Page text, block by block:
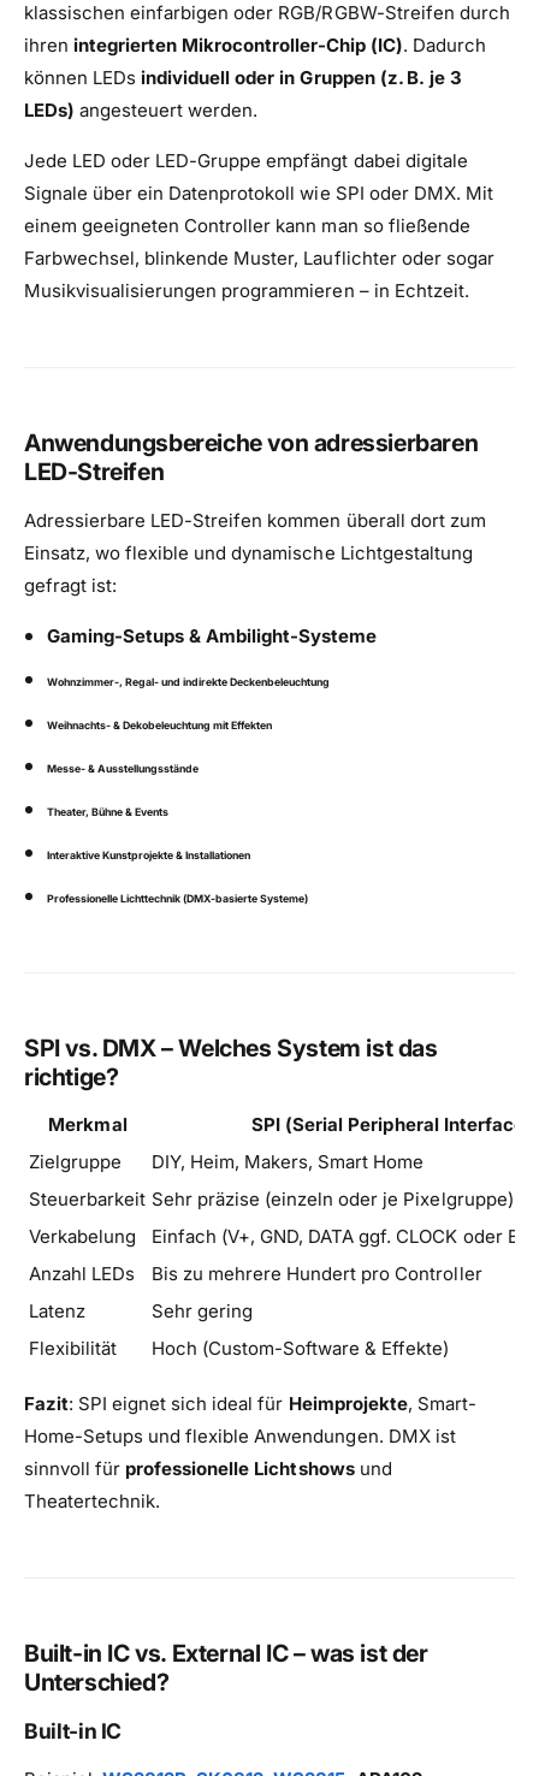
klassischen einfarbigen oder RGB/RGBW-Streifen durch
ihrenintegrierten Mikrocontroller-Chip (IC). Dadurch
können LEDsindividuell oder in Gruppen (z. B. je 3
LEDs) angesteuert werden.
Jede LED oder LED-Gruppe empfängt dabei digitale
Signale über ein Datenprotokoll wie SPI oder DMX. Mit
einem geeigneten Controller kann man so fließende
Farbwechsel, blinkende Muster, Lauflichter oder sogar
Musikvisualisierungen programmieren – in Echtzeit.
Anwendungsbereiche von adressierbaren
LED-Streifen
Adressierbare LED-Streifen kommen überall dort zum
Einsatz, wo flexible und dynamische Lichtgestaltung
gefragt ist:
Gaming-Setups & Ambilight-Systeme
Wohnzimmer-, Regal- und indirekte Deckenbeleuchtung
Weihnachts- & Dekobeleuchtung mit Effekten
Messe- & Ausstellungsstände
Theater, Bühne & Events
Interaktive Kunstprojekte & Installationen
Professionelle Lichttechnik (DMX-basierte Systeme)
SPI vs. DMX – Welches System ist das
richtige?
Merkmal
SPI (Serial Peripheral Interface)
Zielgruppe
DIY, Heim, Makers, Smart Home
Steuerbarkeit Sehr präzise (einzeln oder je Pixelgruppe)
Verkabelung
Einfach (V+, GND, DATA ggf. CLOCK oder
Anzahl LEDs
Bis zu mehrere Hundert pro Controller
Latenz
Sehr gering
Flexibilität
Hoch (Custom-Software & Effekte)
Fazit: SPI eignet sich ideal für Heimprojekte, Smart-
Home-Setups und flexible Anwendungen. DMX ist
sinnvoll für professionelle Lichtshowsund
Theatertechnik.
Built-in IC vs. External IC – was ist der
Unterschied?
Built-in IC